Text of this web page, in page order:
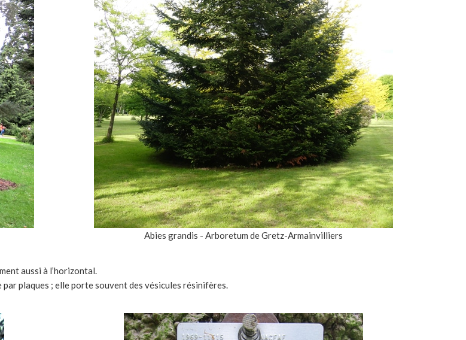
Abies grandis - Arboretum de Gretz-Armainvilliers
aussi à l’horizontal.
plaques ; elle porte souvent des vésicules résinifères.